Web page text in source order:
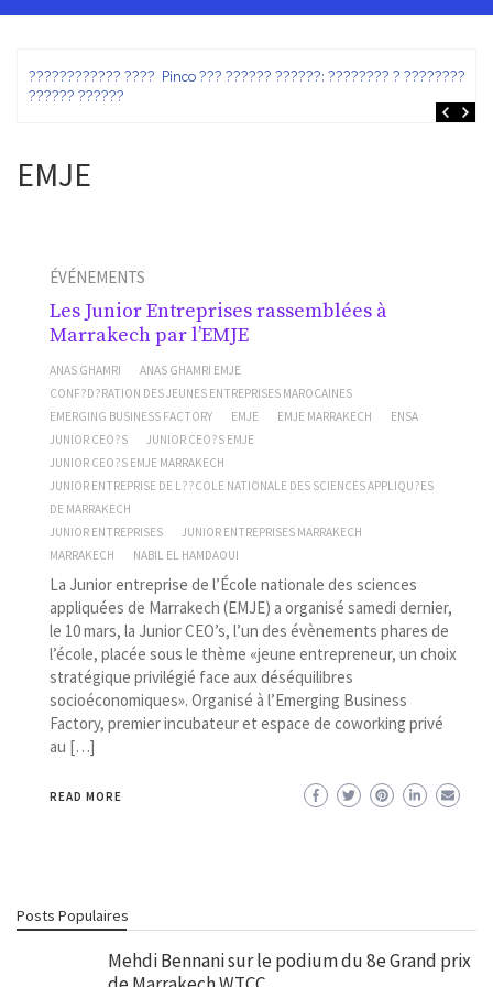
???????????? ???? Pinco ??? ?????? ??????: ???????? ? ???????? ?
?????? ??????
EMJE
ÉVÉNEMENTS
Les Junior Entreprises rassemblées à
Marrakech par l’EMJE
ANAS GHAMRI
ANAS GHAMRI EMJE
CONF?D?RATION DES JEUNES ENTREPRISES MAROCAINES
EMERGING BUSINESS FACTORY
EMJE EMJE MARRAKECH
ENSA
JUNIOR CEO?S
JUNIOR CEO?S EMJE
JUNIOR CEO?S EMJE MARRAKECH
JUNIOR ENTREPRISE DE L??COLE NATIONALE DES SCIENCES APPLIQU?ES
DE MARRAKECH
JUNIOR ENTREPRISES
JUNIOR ENTREPRISES MARRAKECH
MARRAKECH
NABIL EL HAMDAOUI
La Junior entreprise de l’École nationale des sciences
appliquées de Marrakech (EMJE) a organisé samedi dernier,
le 10 mars, la Junior CEO’s, l’un des évènements phares de
l’école, placée sous le thème «jeune entrepreneur, un choix
stratégique privilégié face aux déséquilibres
socioéconomiques». Organisé à l’Emerging Business
Factory, premier incubateur et espace de coworking privé
au […]
READ MORE
Posts Populaires
Mehdi Bennani sur le podium du 8e Grand prix